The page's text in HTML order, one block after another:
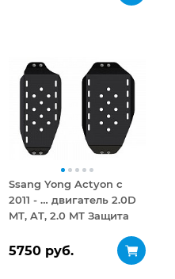
Ssang Yong Actyon с
2011 - … двигатель 2.0D
MT, AT, 2.0 MT Защита
5750 руб.